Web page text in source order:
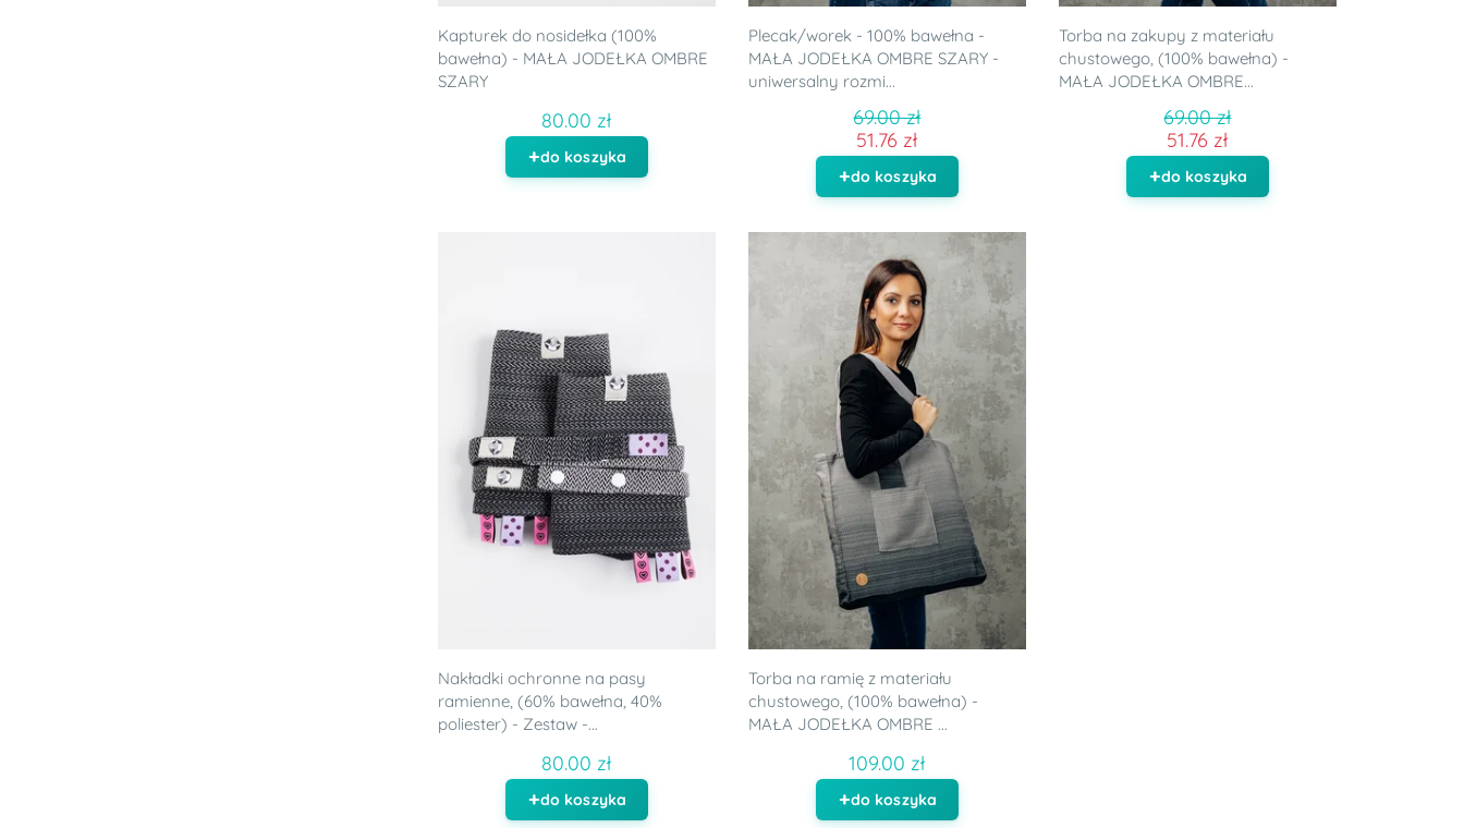
Kapturek do nosidełka (100%
bawełna) - MAŁA JODEŁKA OMBRE
SZARY
80.00 zł
do koszyka
Plecak/worek - 100% bawełna -
MAŁA JODEŁKA OMBRE SZARY -
uniwersalny rozmi...
69.00 zł
51.76 zł
do koszyka
Torba na zakupy z materiału
chustowego, (100% bawełna) -
MAŁA JODEŁKA OMBRE...
69.00 zł
51.76 zł
do koszyka
Nakładki ochronne na pasy
ramienne, (60% bawełna, 40%
poliester) - Zestaw -...
80.00 zł
do koszyka
Torba na ramię z materiału
chustowego, (100% bawełna) -
MAŁA JODEŁKA OMBRE ...
109.00 zł
do koszyka